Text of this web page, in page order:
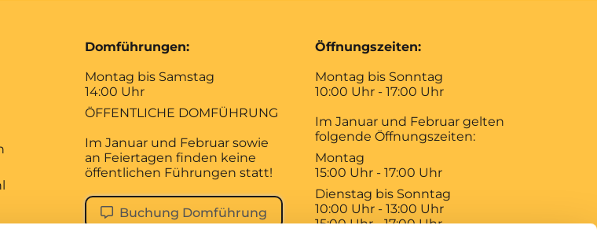
Domführungen:
Montag bis Samstag
14:00 Uhr
ÖFFENTLICHE DOMFÜHRUNG
Im Januar und Februar sowie
an Feiertagen finden keine
öffentlichen Führungen statt!
Buchung Domführung
Öffnungszeiten:
Montag bis Sonntag
10:00 Uhr - 17:00 Uhr
Im Januar und Februar gelten
folgende Öffnungszeiten:
Montag
15:00 Uhr - 17:00 Uhr
Dienstag bis Sonntag
10:00 Uhr - 13:00 Uhr
15:00 Uhr - 17:00 Uhr